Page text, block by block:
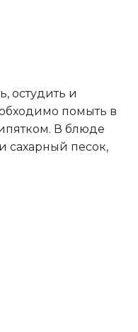
остудить и
помыть в
В блюде
сахарный песок,